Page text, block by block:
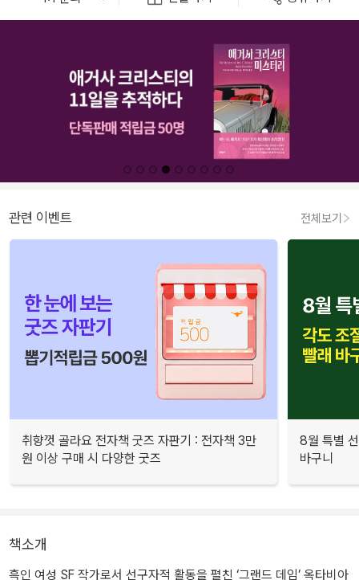
관련 이벤트 전체보기
취향껏 골라요 전자책 굿즈 자판기 : 전자책 3만
원 이상 구매 시 다양한 굿즈
8월 특별
바구니
책소개
흑인 여성 SF 작가로서 선구자적 활동을 펼친 ‘그랜드 데임’ 옥타비아